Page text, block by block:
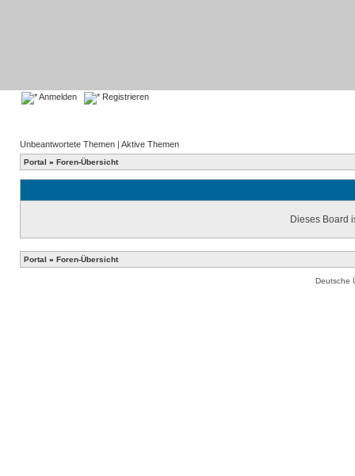
Anmelden Registrieren
Unbeantwortete Themen | Aktive Themen
Portal » Foren-Übersicht
Dieses Board
Portal » Foren-Übersicht
Deutsche